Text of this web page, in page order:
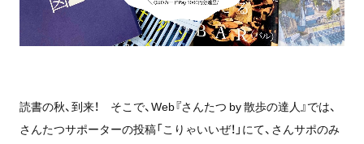
読書の秋、到来！ そこで、Web『さんたつ by 散歩の達人』では、
さんたつサポーターの投稿「こりゃいいぜ！」にて、さんサポのみ